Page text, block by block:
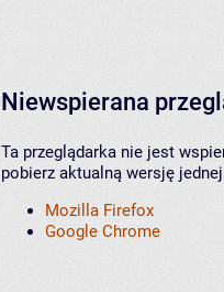
Niewspierana
Ta przeglądarka nie jest
pobierz aktualną wersję
Mozilla Firefox
Google Chrome